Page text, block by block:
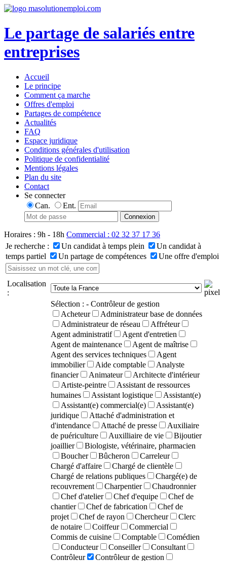
Le partage de salariés entre
entreprises
Accueil
Le principe
Comment ça marche
Offres d'emploi
Partages de compétence
Actualités
FAQ
Espace juridique
Conditions générales d'utilisation
Politique de confidentialité
Mentions légales
Plan du site
Contact
Se connecter
Can.
Ent.
Horaires : 9h - 18h Commercial : 02 32 37 17 36
Je recherche :
Un candidat à temps plein
Un candidat à
temps partiel
Un partage de compétences Une offre d'emploi
Localisation
:
Sélection : - Contrôleur de gestion
Acheteur
Administrateur base de données
Administrateur de réseau
Affréteur
Agent administratif
Agent d'entretien
Agent de maintenance
Agent de maîtrise
Agent des services techniques
Agent
immobilier
Aide comptable
Analyste
financier
Animateur
Architecte d'intérieur
Artiste-peintre
Assistant de ressources
humaines
Assistant logistique
Assistant(e)
Assistant(e) commercial(e)
Assistant(e)
juridique
Attaché d'administration et
d'intendance
Attaché de presse
Auxiliaire
de puériculture
Auxilliaire de vie
Bijoutier
joaillier
Biologiste, vétérinaire, pharmacien
Boucher
Bûcheron
Carreleur
Chargé d'affaire
Chargé de clientèle
Chargé de relations publiques
Chargé(e) de
recouvrement
Charpentier
Chaudronnier
Chef d'atelier
Chef d'equipe
Chef de
chantier
Chef de fabrication
Chef de
projet
Chef de rayon Chercheur
Clerc
de notaire
Coiffeur
Commercial
Commis de cuisine
Comptable
Comédien
Conducteur
Conseiller
Consultant
Contrôleur
Contrôleur de gestion